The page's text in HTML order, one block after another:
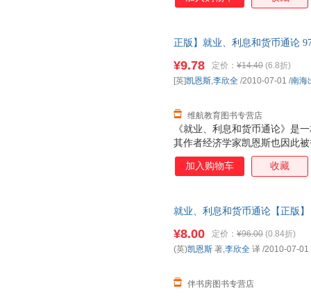
正版】就业、利息和货币通论
在线客服！
《就业、利息和货币通论》是
其作者经济学家凯恩斯也因此
奠定了宏观经济学的基础， 并
论》并称为影响人类历史进程
业、利息和货币通论》”作为“
¥9.78 定价： ¥14.40 (6.8折)
维航教育图书专营店
[英]凯恩斯,李欣全 /2010-07-01 /南海
加入购物车 收藏
就业、利息和货币通论【正版
¥8.00 定价： ¥96.00 (0.84折)
伴书房图书专营店
(英)凯恩斯 著,李欣全 译 /2010-07-01